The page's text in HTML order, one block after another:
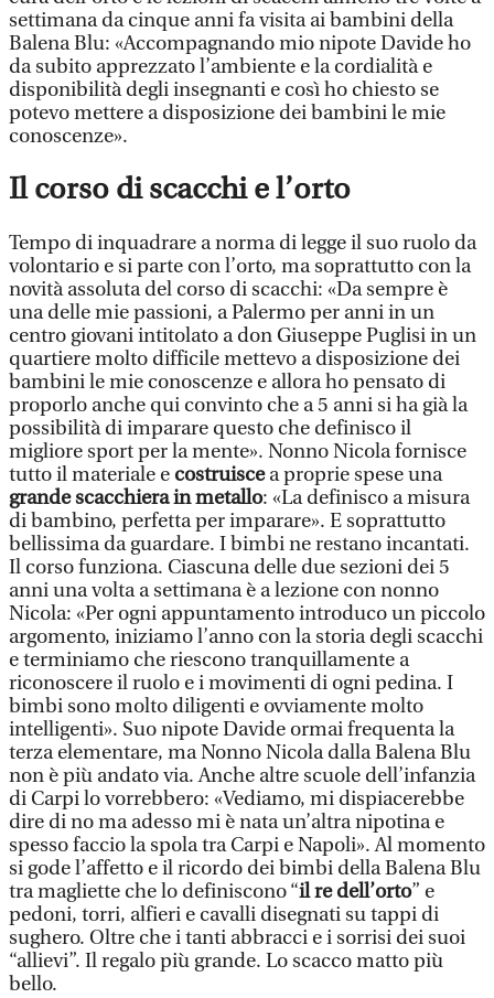
settimana da cinque anni fa visita ai bambini della
Balena Blu: «Accompagnando mio nipote Davide ho
da subito apprezzato l’ambiente e la cordialità e
disponibilità degli insegnanti e così ho chiesto se
potevo mettere a disposizione dei bambini le mie
conoscenze».
Il corso di scacchi e l’orto
Tempo di inquadrare a norma di legge il suo ruolo da
volontario e si parte con l’orto, ma soprattutto con la
novità assoluta del corso di scacchi: «Da sempre è
una delle mie passioni, a Palermo per anni in un
centro giovani intitolato a don Giuseppe Puglisi in un
quartiere molto difficile mettevo a disposizione dei
bambini le mie conoscenze e allora ho pensato di
proporlo anche qui convinto che a 5 anni si ha già la
possibilità di imparare questo che definisco il
migliore sport per la mente». Nonno Nicola fornisce
tutto il materiale e costruiscea proprie spese una
grande scacchiera in metallo: «La definisco a misura
di bambino, perfetta per imparare». E soprattutto
bellissima da guardare. I bimbi ne restano incantati.
Il corso funziona. Ciascuna delle due sezioni dei 5
anni una volta a settimana è a lezione con nonno
Nicola: «Per ogni appuntamento introduco un piccolo
argomento, iniziamo l’anno con la storia degli scacchi
e terminiamo che riescono tranquillamente a
riconoscere il ruolo e i movimenti di ogni pedina. I
bimbi sono molto diligenti e ovviamente molto
intelligenti». Suo nipote Davide ormai frequenta la
terza elementare, ma Nonno Nicola dalla Balena Blu
non è più andato via. Anche altre scuole dell’infanzia
di Carpi lo vorrebbero: «Vediamo, mi dispiacerebbe
dire di no ma adesso mi è nata un’altra nipotina e
spesso faccio la spola tra Carpi e Napoli». Al momento
si gode l’affetto e il ricordo dei bimbi della Balena Blu
tra magliette che lo definiscono “il re dell’orto” e
pedoni, torri, alfieri e cavalli disegnati su tappi di
sughero. Oltre che i tanti abbracci e i sorrisi dei suoi
“allievi”. Il regalo più grande. Lo scacco matto più
bello.